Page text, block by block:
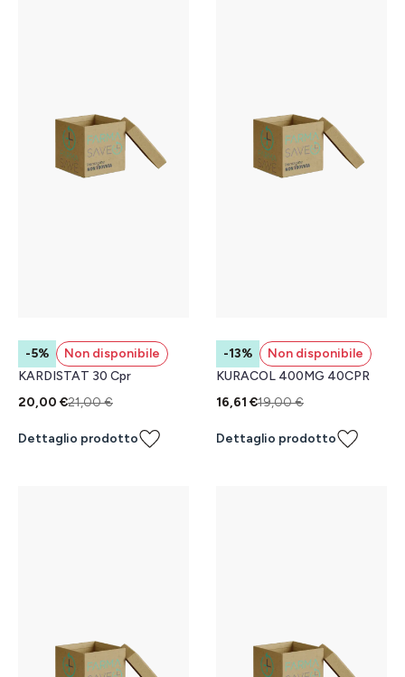
-5%
Non disponibile
KARDISTAT 30 Cpr
20,00 €21,00 €
Dettaglio prodotto
-13%
Non disponibile
KURACOL 400MG 40CPR
16,61 €19,00 €
Dettaglio prodotto